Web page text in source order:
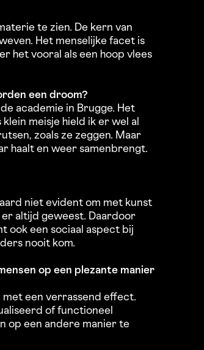
te zien. De kern van
Het menselijke facet is
het vooral als een hoop vlees
een droom?
academie in Brugge. Het
meisje hield ik er wel al
zoals ze zeggen. Maar
haalt en weer samenbrengt.
niet evident om met kunst
altijd geweest. Daardoor
ook een sociaal aspect bij
nooit kom.
op een plezante manier
met een verrassend effect.
of functioneel
op een andere manier te